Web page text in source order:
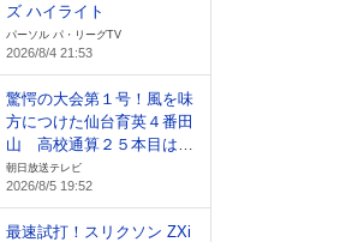
ズ ハイライト
パーソル パ・リーグTV
2026/8/4 21:53
驚愕の大会第１号！風を味
方につけた仙台育英４番田
山 高校通算２５本目は甲
子園で【札幌日大vs仙台育
英】
朝日放送テレビ
2026/8/5 19:52
最速試打！スリクソン ZXi